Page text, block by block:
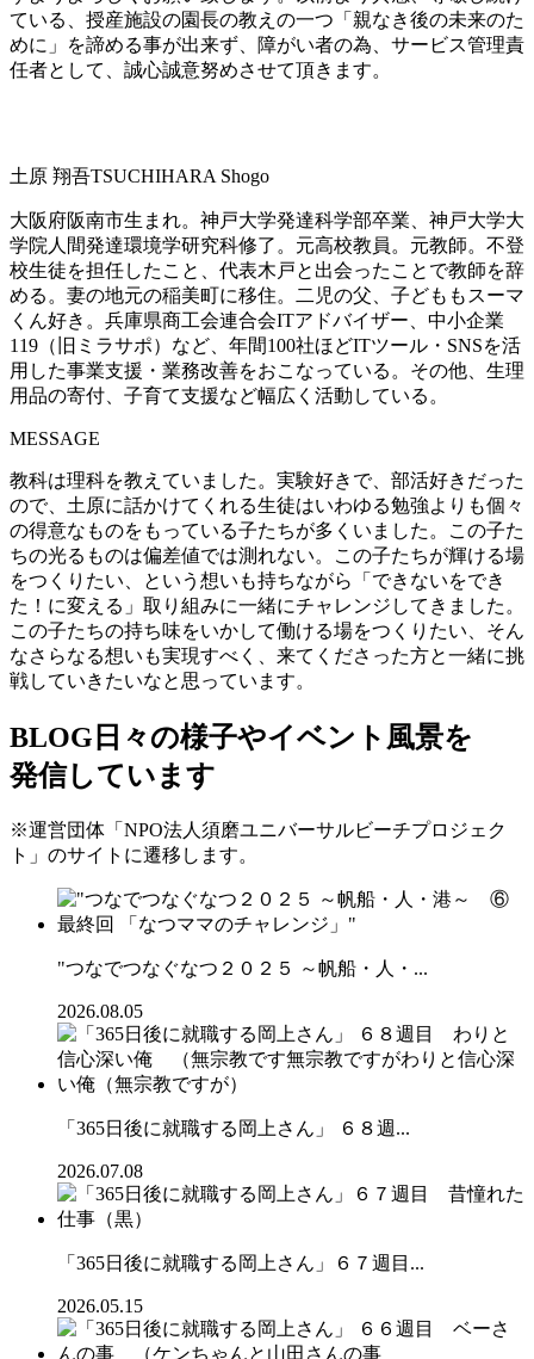
ている、授産施設の園長の教えの一つ「親なき後の未来のた
めに」を諦める事が出来ず、障がい者の為、サービス管理責
任者として、誠心誠意努めさせて頂きます。
土原 翔吾TSUCHIHARA Shogo
大阪府阪南市生まれ。神戸大学発達科学部卒業、神戸大学大
学院人間発達環境学研究科修了。元高校教員。元教師。不登
校生徒を担任したこと、代表木戸と出会ったことで教師を辞
める。妻の地元の稲美町に移住。二児の父、子どももスーマ
くん好き。兵庫県商工会連合会ITアドバイザー、中小企業
119（旧ミラサポ）など、年間100社ほどITツール・SNSを活
用した事業支援・業務改善をおこなっている。その他、生理
用品の寄付、子育て支援など幅広く活動している。
MESSAGE
教科は理科を教えていました。実験好きで、部活好きだった
ので、土原に話かけてくれる生徒はいわゆる勉強よりも個々
の得意なものをもっている子たちが多くいました。この子た
ちの光るものは偏差値では測れない。この子たちが輝ける場
をつくりたい、という想いも持ちながら「できないをでき
た！に変える」取り組みに一緒にチャレンジしてきました。
この子たちの持ち味をいかして働ける場をつくりたい、そん
なさらなる想いも実現すべく、来てくださった方と一緒に挑
戦していきたいなと思っています。
BLOG 日々の様子やイベント風景を
発信しています
※運営団体「NPO法人須磨ユニバーサルビーチプロジェク
ト」のサイトに遷移します。
"つなでつなぐなつ２０２５ ～帆船・人・...
2026.08.05
「365日後に就職する岡上さん」 ６８週...
2026.07.08
「365日後に就職する岡上さん」６７週目...
2026.05.15